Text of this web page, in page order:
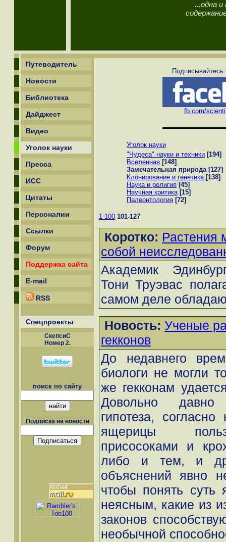
...одна
Путеводитель
Новости
Библиотека
Дайджест
Видео
Уголок науки
Пресса
ИСС
Цитаты
Персоналии
Ссылки
Форум
Поддержка сайта
E-mail
RSS
Спецпроекты
СкепсиС
Номер 2.
поиск по сайту
Подписка на новости
Подписывайтесь
fb.com/
Уголок науки
"Чудеса" науки и техники [194]
Вселенная [148]
Замечательная природа [127]
Клонирование и генетика [138]
Наука и религия [45]
Научная критика [15]
Палеонтология [72]
1-100 101-127
Коротко: Растения
собой
Академик
Тони Труэвас
самом деле
Новость: Ученые
гекконов
До недавнего
биологи не могли
же гекконам
Довольно
гипотеза, согласно
ящерицы
присосоками и
либо и тем, и
объяснений явно
чтобы понять суть
неясным, какие из
законов
необычной